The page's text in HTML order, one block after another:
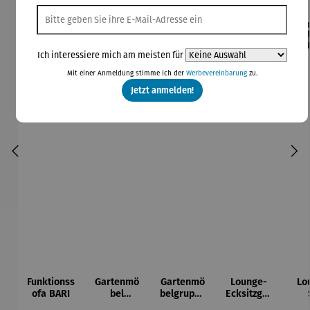
Funktionss
ofa BARI
Gartenmö
bel
Gartenmö
belgruppe
Lounge-
Ecksitzgru
Ich interessiere mich am meisten für
Mit einer Anmeldung stimme ich der Werbevereinbarungzu.
Jetzt anmelden!